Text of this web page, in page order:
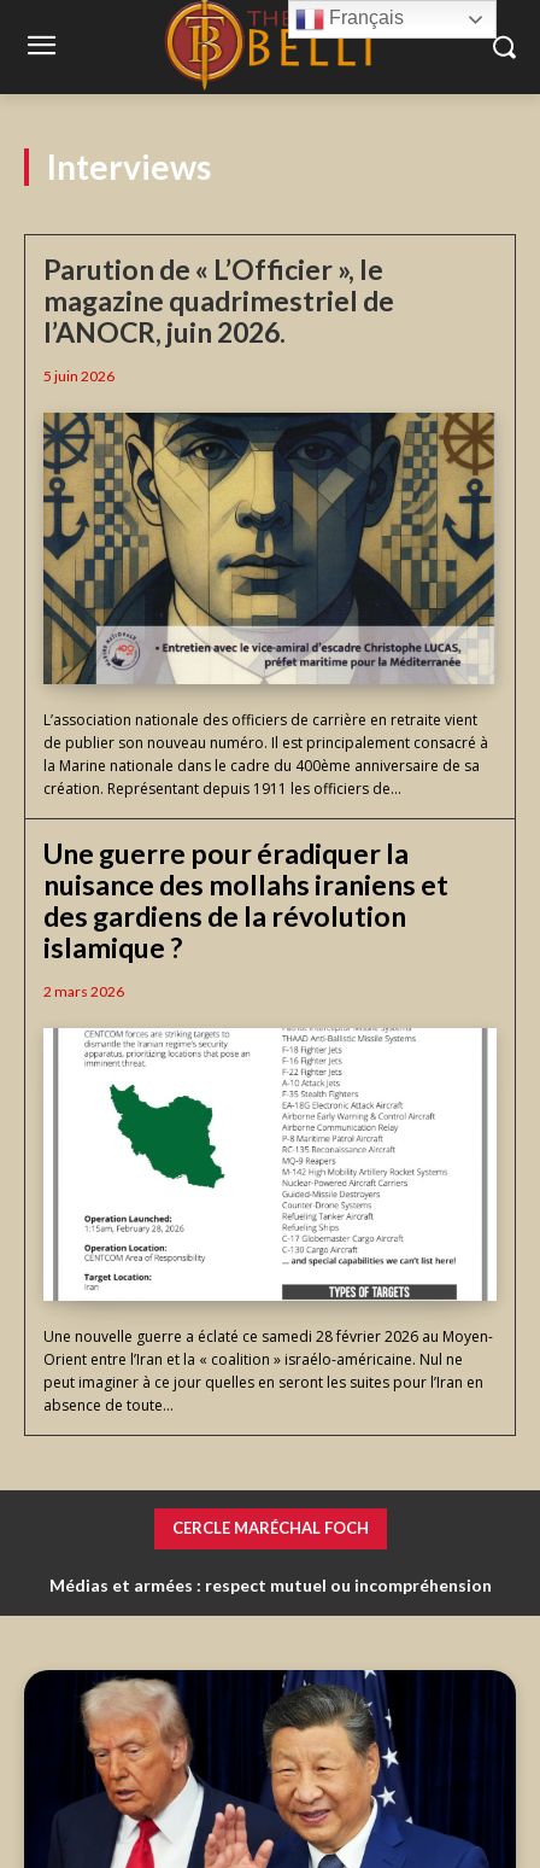
Interviews
Parution de « L’Officier », le
magazine quadrimestriel de
l’ANOCR, juin 2026.
5 juin 2026
L’association nationale des officiers de carrière en retraite vient
de publier son nouveau numéro. Il est principalement consacré à
la Marine nationale dans le cadre du 400ème anniversaire de sa
création. Représentant depuis 1911 les officiers de...
Une guerre pour éradiquer la
nuisance des mollahs iraniens et
des gardiens de la révolution
islamique ?
2 mars 2026
Une nouvelle guerre a éclaté ce samedi 28 février 2026 au Moyen-
Orient entre l’Iran et la « coalition » israélo-américaine. Nul ne
peut imaginer à ce jour quelles en seront les suites pour l’Iran en
absence de toute...
CERCLE MARÉCHAL FOCH
La Première Armée française avant la chute du mur de Berlin
Français